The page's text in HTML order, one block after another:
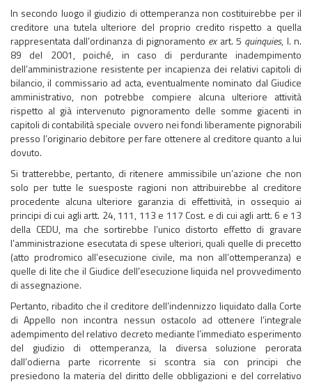
In secondo luogo il giudizio di ottemperanza non costituirebbe per il
creditore una tutela ulteriore del proprio credito rispetto a quella
rappresentata dall’ordinanza di pignoramento exart. 5 quinquies, l. n.
89 del 2001, poiché, in caso di perdurante inadempimento
dell’amministrazione resistente per incapienza dei relativi capitoli di
bilancio, il commissario ad acta, eventualmente nominato dal Giudice
amministrativo, non potrebbe compiere alcuna ulteriore attività
rispetto al già intervenuto pignoramento delle somme giacenti in
capitoli di contabilità speciale ovvero nei fondi liberamente pignorabili
presso l’originario debitore per fare ottenere al creditore quanto a lui
dovuto.
Si tratterebbe, pertanto, di ritenere ammissibile un’azione che non
solo per tutte le suesposte ragioni non attribuirebbe al creditore
procedente alcuna ulteriore garanzia di effettività, in ossequio ai
principi di cui agli artt. 24, 111, 113 e 117 Cost. e di cui agli artt. 6 e 13
della CEDU, ma che sortirebbe l’unico distorto effetto di gravare
l’amministrazione esecutata di spese ulteriori, quali quelle di precetto
(atto prodromico all’esecuzione civile, ma non all’ottemperanza) e
quelle di lite che il Giudice dell’esecuzione liquida nel provvedimento
di assegnazione.
Pertanto, ribadito che il creditore dell’indennizzo liquidato dalla Corte
di Appello non incontra nessun ostacolo ad ottenere l’integrale
adempimento del relativo decreto mediante l’immediato esperimento
del giudizio di ottemperanza, la diversa soluzione perorata
dall’odierna parte ricorrente si scontra sia con principi che
presiedono la materia del diritto delle obbligazioni e del correlativo